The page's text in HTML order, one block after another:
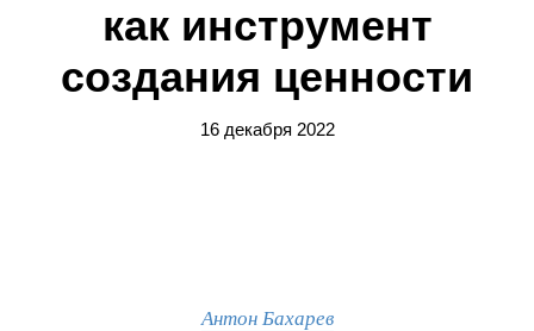
как инструмент
создания ценности
16 декабря 2022
Антон Бахарев